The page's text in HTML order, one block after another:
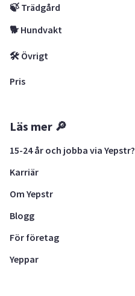
🍃 Trädgård
🐕 Hundvakt
🛠 Övrigt
Pris
Läs mer 🔎
15-24 år och jobba via Yepstr?
Karriär
Om Yepstr
Blogg
För företag
Yeppar